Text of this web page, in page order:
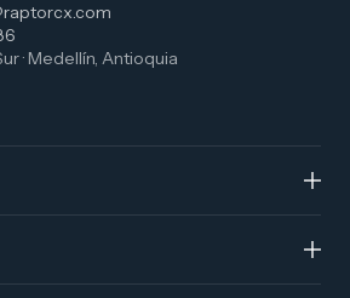
· Medellín, Antioquia